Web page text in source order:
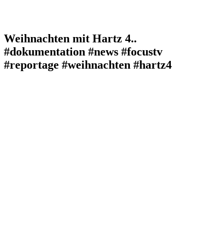
Weihnachten mit Hartz 4..
#dokumentation #news #focustv
#reportage #weihnachten #hartz4